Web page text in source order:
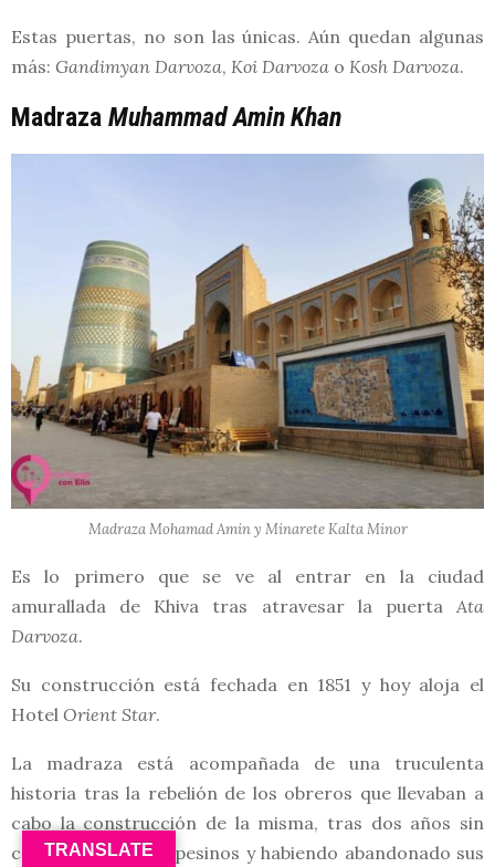
Estas puertas, no son las únicas. Aún quedan algunas
más: Gandimyan Darvoza, Koi Darvoza o Kosh Darvoza.
Madraza Muhammad Amin Khan
Madraza Mohamad Amin y Minarete Kalta Minor
Es lo primero que se ve al entrar en la ciudad
amurallada de Khiva tras atravesar la puerta Ata
Darvoza.
Su construcción está fechada en 1851 y hoy aloja el
Hotel Orient Star.
La madraza está acompañada de una truculenta
historia tras la rebelión de los obreros que llevaban a
cabo la construcción de la misma, tras dos años sin
cobrar siendo campesinos y habiendo abandonado sus
TRANSLATE